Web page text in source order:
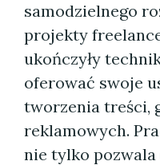
samodzielnego
projekty
ukończyły
oferować swoje
tworzenia treści,
reklamowych.
nie tylko pozwala